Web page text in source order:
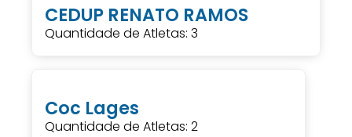
CEDUP RENATO RAMOS
Quantidade de Atletas: 3
Coc Lages
Quantidade de Atletas: 2